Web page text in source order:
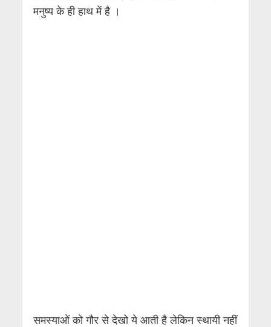
मनुष्य के ही हाथ में है ।
समस्याओं को गौर से देखो ये आती है लेकिन स्थायी नहीं